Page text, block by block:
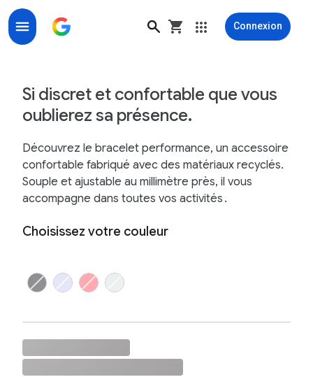
Connexion
Si discret et confortable que vous
oublierez sa présence.
Découvrez le bracelet performance, un accessoire
confortable fabriqué avec des matériaux recyclés.
Souple et ajustable au millimètre près, il vous
accompagne dans toutes vos activités .
Choisissez votre couleur